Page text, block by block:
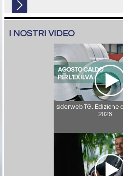
I NOSTRI VIDEO
siderweb TG. Edizione
2026